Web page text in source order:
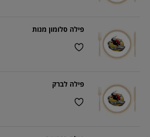
פילה סלומון מנות
פילה לברק